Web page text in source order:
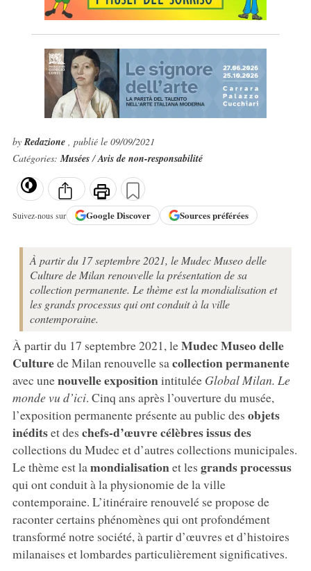
byRedazione , publié le 09/09/2021
Catégories:Musées/Avis de non-responsabilité
Suivez-nous sur GoogleDiscover Sources préférées
À partir du 17 septembre 2021, le Mudec Museo delle
Culture de Milan renouvelle la présentation de sa
collection permanente. Le thème est la mondialisation et
les grands processus qui ont conduit à la ville
contemporaine.
À partir du 17 septembre 2021, leMudec Museo delle
Culturede Milan renouvelle sa collection permanente
avec unenouvelle expositionintitulée Global Milan. Le
monde vu d’ici. Cinq ans après l’ouverture du musée,
l’exposition permanente présente au public des objets
inéditset des chefs-d’œuvre célèbres issus des
collections du Mudec et d’autres collections municipales.
Le thème est la mondialisationet les grands processus
qui ont conduit à la physionomie de la ville
contemporaine. L’itinéraire renouvelé se propose de
raconter certains phénomènes qui ont profondément
transformé notre société, à partir d’œuvres et d’histoires
milanaises et lombardes particulièrement significatives.